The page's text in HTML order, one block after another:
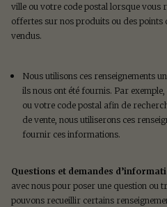
ville ou votre code postal lorsque vous
offertes sur nos produits ou des points
vendus.
Nous utilisons ces renseignements
ils nous ont été fournis. Par
ou votre code postal afin de
de vente, nous utiliserons ces
fournir ces informations.
Questions et demandes
avec nous pour poser une question ou
pouvons recueillir certains